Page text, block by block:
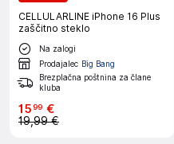
CELLULARLINE iPhone 16 Plus
zaščitno steklo
Na zalogi
Prodajalec Big Bang
Brezplačna poštnina za člane
kluba
1599 €
19,99 €